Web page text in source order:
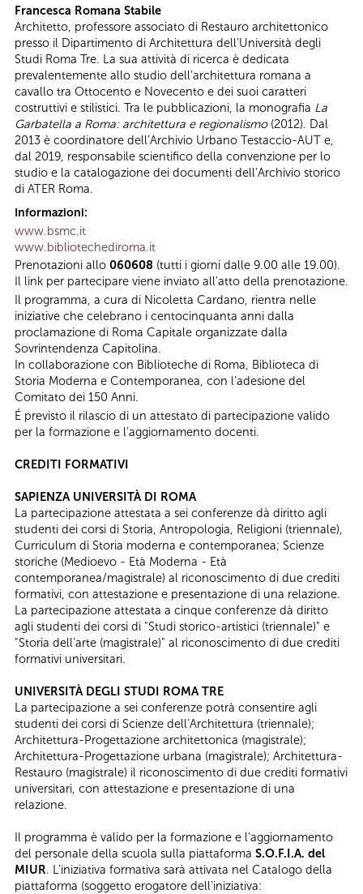
Francesca Romana Stabile
Architetto, professore associato di Restauro architettonico
presso il Dipartimento di Architettura dell’Università degli
Studi Roma Tre. La sua attività di ricerca è dedicata
prevalentemente allo studio dell’architettura romana a
cavallo tra Ottocento e Novecento e dei suoi caratteri
costruttivi e stilistici. Tra le pubblicazioni, la monografia La
Garbatella a Roma: architettura e regionalismo (2012). Dal
2013 è coordinatore dell’Archivio Urbano Testaccio-AUT e,
dal 2019, responsabile scientifico della convenzione per lo
studio e la catalogazione dei documenti dell’Archivio storico
di ATER Roma.
Informazioni:
www.bsmc.it
www.bibliotechediroma.it
Prenotazioni allo 060608 (tutti i giorni dalle 9.00 alle 19.00).
Il link per partecipare viene inviato all'atto della prenotazione.
Il programma, a cura di Nicoletta Cardano, rientra nelle
iniziative che celebrano i centocinquanta anni dalla
proclamazione di Roma Capitale organizzate dalla
Sovrintendenza Capitolina.
In collaborazione con Biblioteche di Roma, Biblioteca di
Storia Moderna e Contemporanea, con l’adesione del
Comitato dei 150 Anni.
É previsto il rilascio di un attestato di partecipazione valido
per la formazione e l’aggiornamento docenti.
CREDITI FORMATIVI
SAPIENZA UNIVERSITÀ DI ROMA
La partecipazione attestata a sei conferenze dà diritto agli
studenti dei corsi di Storia, Antropologia, Religioni (triennale),
Curriculum di Storia moderna e contemporanea; Scienze
storiche (Medioevo - Età Moderna - Età
contemporanea/magistrale) al riconoscimento di due crediti
formativi, con attestazione e presentazione di una relazione.
​La partecipazione attestata a cinque conferenze dà diritto
agli studenti dei corsi di "Studi storico-artistici (triennale)" e
"Storia dell’arte (magistrale)" al riconoscimento di due crediti
formativi universitari.
UNIVERSITÀ DEGLI STUDI ROMA TRE
La partecipazione a sei conferenze potrà consentire agli
studenti dei corsi di Scienze dell’Architettura (triennale);
Architettura-Progettazione architettonica (magistrale);
Architettura-Progettazione urbana (magistrale); Architettura-
Restauro (magistrale) il riconoscimento di due crediti formativi
universitari, con attestazione e presentazione di una
relazione.
Il programma è valido per la formazione e l’aggiornamento
del personale della scuola sulla piattaforma S.O.F.I.A. del
MIUR. L'iniziativa formativa sarà attivata nel Catalogo della
piattaforma (soggetto erogatore dell’iniziativa: